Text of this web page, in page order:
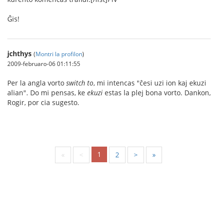
Ĝis!
jchthys (Montri la profilon)
2009-februaro-06 01:11:55
Per la angla vorto switch to, mi intencas "ĉesi uzi ion kaj ekuzi
alian". Do mi pensas, ke ekuzi estas la plej bona vorto. Dankon,
Rogir, por cia sugesto.
« < 1 2 > »